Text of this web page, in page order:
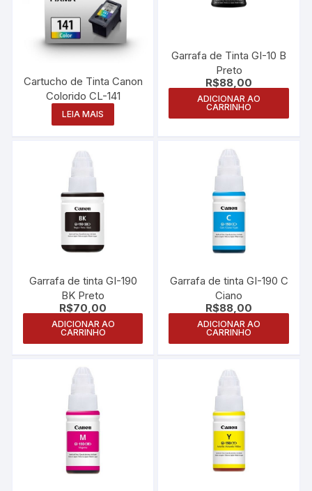
Cartucho de Tinta Canon
Colorido CL-141
LEIA MAIS
Garrafa de Tinta GI-10 B
Preto
R$88,00
ADICIONAR AO
CARRINHO
Garrafa de tinta GI-190
BK Preto
R$70,00
ADICIONAR AO
CARRINHO
Garrafa de tinta GI-190 C
Ciano
R$88,00
ADICIONAR AO
CARRINHO